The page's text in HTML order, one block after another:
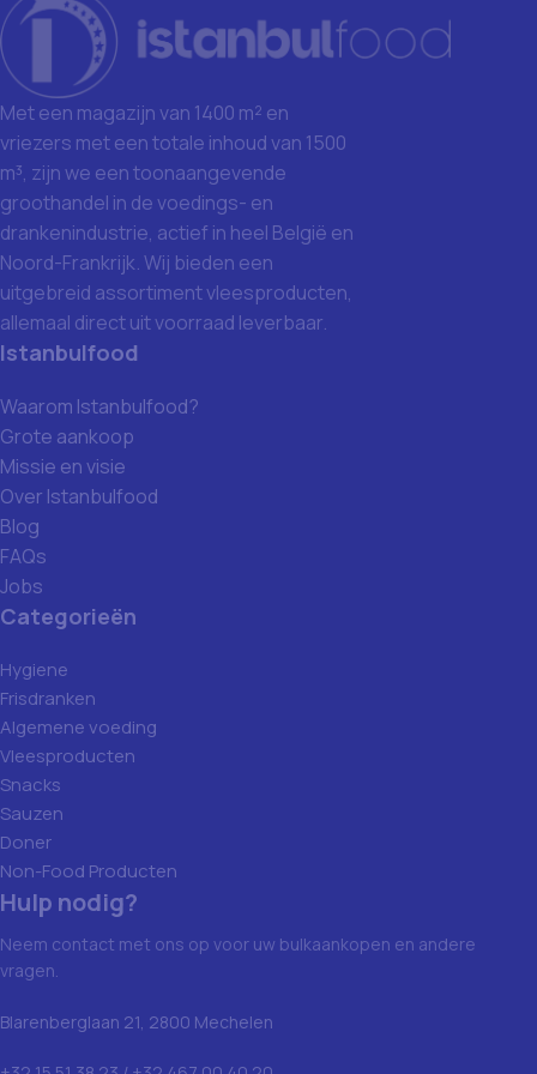
Met een magazijn van 1400 m² en
vriezers met een totale inhoud van 1500
m³, zijn we een toonaangevende
groothandel in de voedings- en
drankenindustrie, actief in heel België en
Noord-Frankrijk. Wij bieden een
uitgebreid assortiment vleesproducten,
allemaal direct uit voorraad leverbaar.
Istanbulfood
Waarom Istanbulfood?
Grote aankoop
Missie en visie
Over Istanbulfood
Blog
FAQs
Jobs
Categorieën
Hygiene
Frisdranken
Algemene voeding
Vleesproducten
Snacks
Sauzen
Doner
Non-Food Producten
Hulp nodig?
Neem contact met ons op voor uw bulkaankopen en andere
vragen.
Blarenberglaan 21, 2800 Mechelen